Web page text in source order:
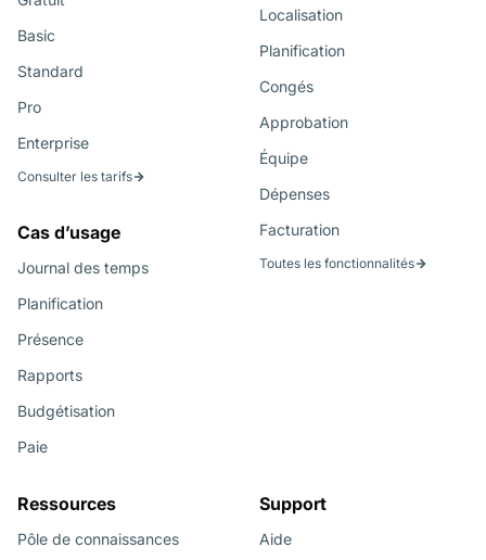
Basic
Standard
Pro
Enterprise
Consulter les tarifs
Cas d’usage
Journal des temps
Planification
Présence
Rapports
Budgétisation
Paie
Localisation
Planification
Congés
Approbation
Équipe
Dépenses
Facturation
Toutes les fonctionnalités
Ressources
Pôle de connaissances
Support
Aide